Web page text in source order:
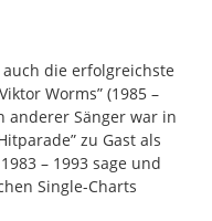
die erfolgreichste
Worms” (1985 –
anderer Sänger war in
zu Gast als
– 1993 sage und
Single-Charts